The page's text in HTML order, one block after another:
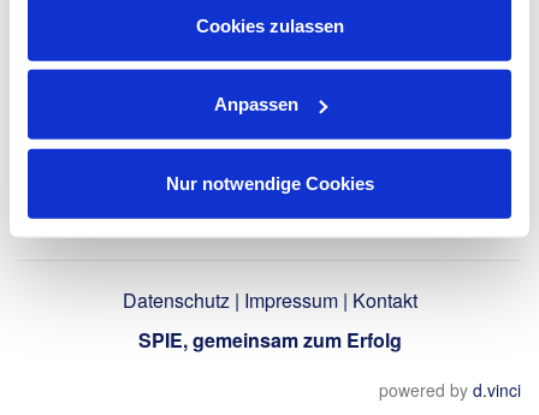
Datenschutzhinweisen .
Cookies zulassen
Anpassen
Nur notwendige Cookies
Datenschutz| Impressum| Kontakt
SPIE, gemeinsam zum Erfolg
powered by d.vinci